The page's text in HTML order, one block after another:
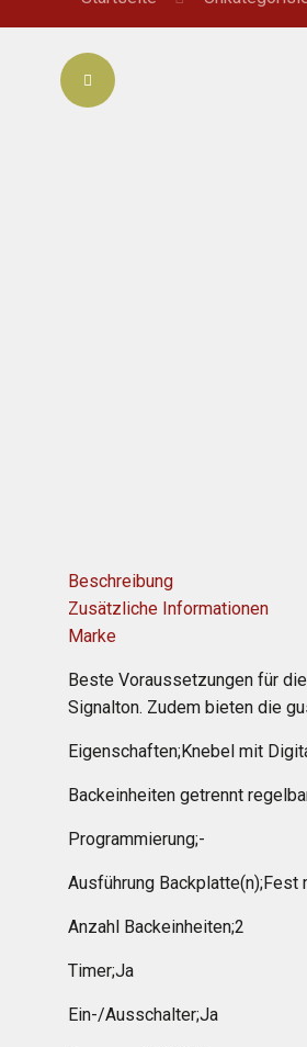
Beschreibung
Zusätzliche Informationen
Marke
Beste Voraussetzungen für
Signalton. Zudem bieten die
Eigenschaften;Knebel mit
Backeinheiten getrennt
Programmierung;-
Ausführung Backplatte(n);Fest
Anzahl Backeinheiten;2
Timer;Ja
Ein-/Ausschalter;Ja